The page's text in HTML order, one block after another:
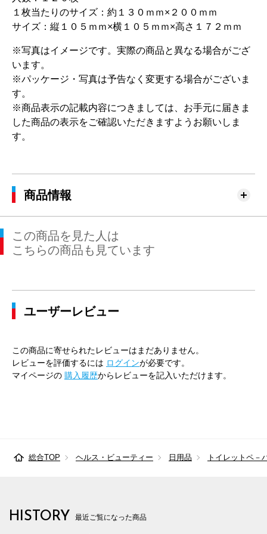
１枚当たりのサイズ：約１３０ｍｍ×２００ｍｍ
サイズ：縦１０５ｍｍ×横１０５ｍｍ×高さ１７２ｍｍ
※写真はイメージです。実際の商品と異なる場合がござ
います。
※パッケージ・写真は予告なく変更する場合がございま
す。
※商品表示の記載内容につきましては、お手元に届きま
した商品の表示をご確認いただきますようお願いしま
す。
商品情報
この商品を見た人は
こちらの商品も見ています
ユーザーレビュー
この商品に寄せられたレビューはまだありません。
レビューを評価するには ログインが必要です。
マイページの 購入履歴からレビューを記入いただけます。
総合TOP ヘルス・ビューティー 日用品 トイレットペ－
HISTORY 最近ご覧になった商品